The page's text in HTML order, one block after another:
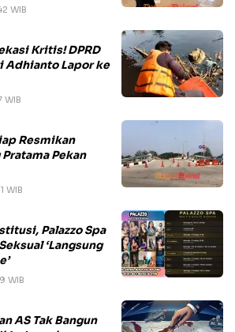
WIB
Kritis! DPRD
Adhianto Lapor ke
WIB
Resmikan
Pekan
WIB
Palazzo Spa
‘Langsung
WIB
AS Tak Bangun